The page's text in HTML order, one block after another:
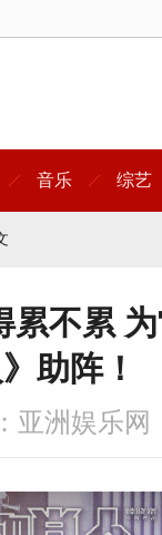
音乐 综艺
累不累
助阵！
亚洲娱乐网